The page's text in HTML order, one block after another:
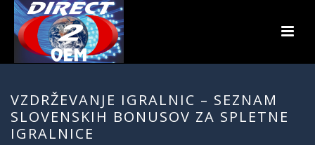
VZDRŽEVANJE IGRALNIC – SEZNAM
SLOVENSKIH BONUSOV ZA SPLETNE
IGRALNICE